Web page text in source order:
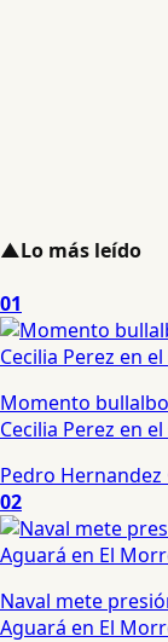
▲Lo más leído
01
Momento
Cecilia Perez en
Pedro Hernandez
02
Naval mete
Aguará en El